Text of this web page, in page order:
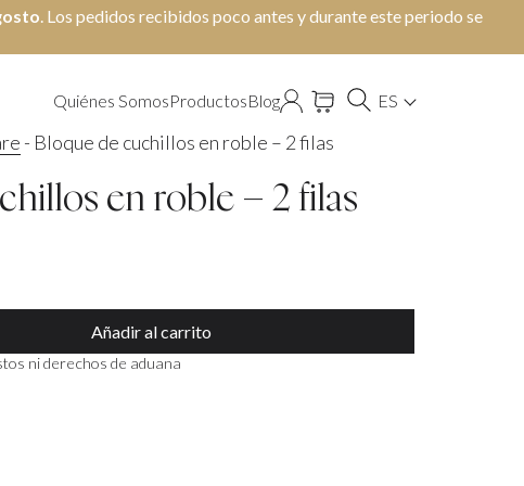
. Los pedidos recibidos poco antes y durante este periodo se
Quiénes SomosProductosBlog ES
- Bloque de cuchillos en roble – 2 filas
en roble – 2 filas
Añadir al carrito
ni derechos de aduana